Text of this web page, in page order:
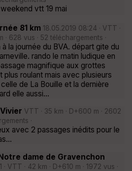
vtt 19 mai
81 km 18.05.2019 08:24 · VTT ·
· 628 vus · 52 téléchargements ·
la journée du BVA. départ gite du
rando le matin ludique en
magnifique aux grottes
roulant mais avec plusieurs
de La Bouille et la dernière
elle aussi...
VTT · 35 km · D+600 m · 2602
·
avec 2 passages inédits pour le
dame de Gravenchon
VTT · 42 km · D+610 m · 1972 vus ·